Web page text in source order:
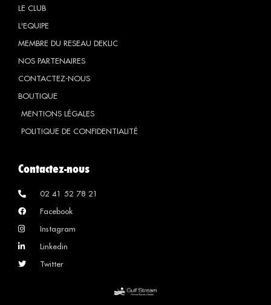
LE CLUB
L'EQUIPE
MEMBRE DU RESEAU DEKLIC
NOS PARTENAIRES
CONTACTEZ-NOUS
BOUTIQUE
MENTIONS LÉGALES
POLITIQUE DE CONFIDENTIALITÉ
Contactez-nous
02 41 52 78 21
Facebook
Instagram
Linkedin
Twitter